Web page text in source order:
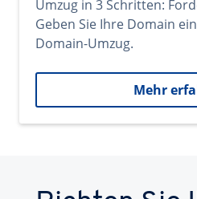
Umzug in 3 Schritten:
Geben Sie Ihre Domain
Domain-Umzug.
Mehr